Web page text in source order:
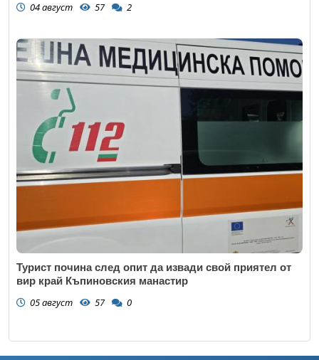
04 август 57 2
Турист почина след опит да извади свой приятел от
вир край Къпиновския манастир
05 август 57 0